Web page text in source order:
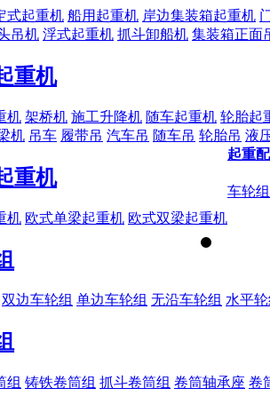
式起重机 船用起重机 岸边集装箱起重机
吊机 浮式起重机 抓斗卸船机 集装箱正面
重机
机 架桥机 施工升降机 随车起重机 轮胎起
机 吊车 履带吊 汽车吊 随车吊 轮胎吊 液
重机
机 欧式单梁起重机 欧式双梁起重机
起重
车轮组
双边车轮组 单边车轮组 无沿车轮组 水平
组 铸铁卷筒组 抓斗卷筒组 卷筒轴承座 卷